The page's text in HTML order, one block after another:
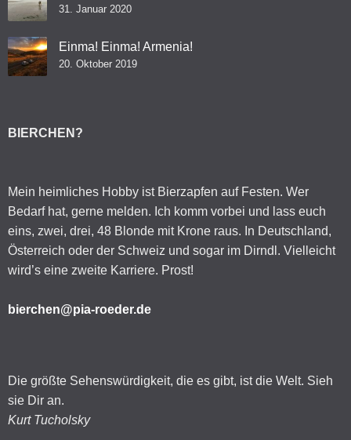
31. Januar 2020
Einma! Einma! Armenia!
20. Oktober 2019
BIERCHEN?
Mein heimliches Hobby ist Bierzapfen auf Festen. Wer
Bedarf hat, gerne melden. Ich komm vorbei und lass euch
eins, zwei, drei, 48 Blonde mit Krone raus. In Deutschland,
Österreich oder der Schweiz und sogar im Dirndl. Vielleicht
wird’s eine zweite Karriere. Prost!
bierchen@pia-roeder.de
Die größte Sehenswürdigkeit, die es gibt, ist die Welt. Sieh
sie Dir an.
Kurt Tucholsky